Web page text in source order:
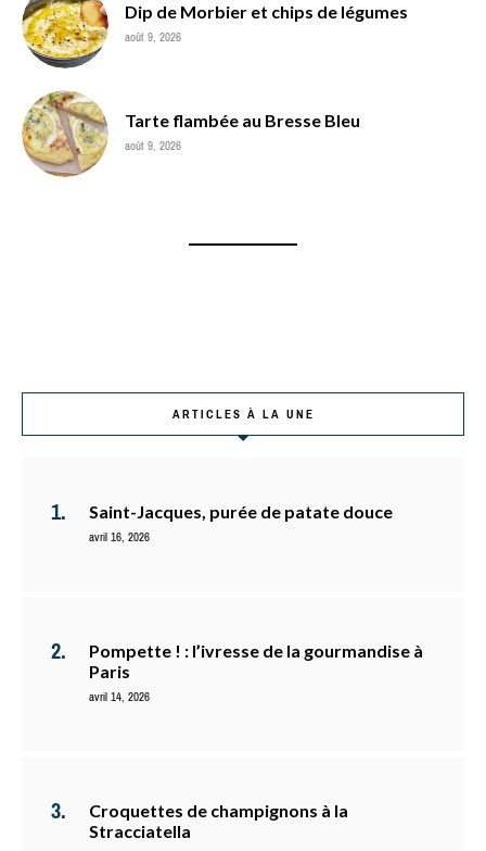
Dip de Morbier et chips de légumes
août 9, 2026
Tarte flambée au Bresse Bleu
août 9, 2026
ARTICLES À LA UNE
Saint-Jacques, purée de patate douce
avril 16, 2026
Pompette ! : l’ivresse de la gourmandise à
Paris
avril 14, 2026
Croquettes de champignons à la
Stracciatella